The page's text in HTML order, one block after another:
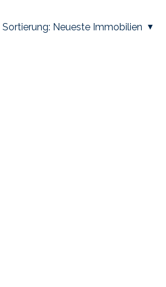
Sortierung: Neueste Immobilien